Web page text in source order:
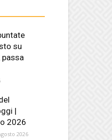
su
passa
|
2026
2026